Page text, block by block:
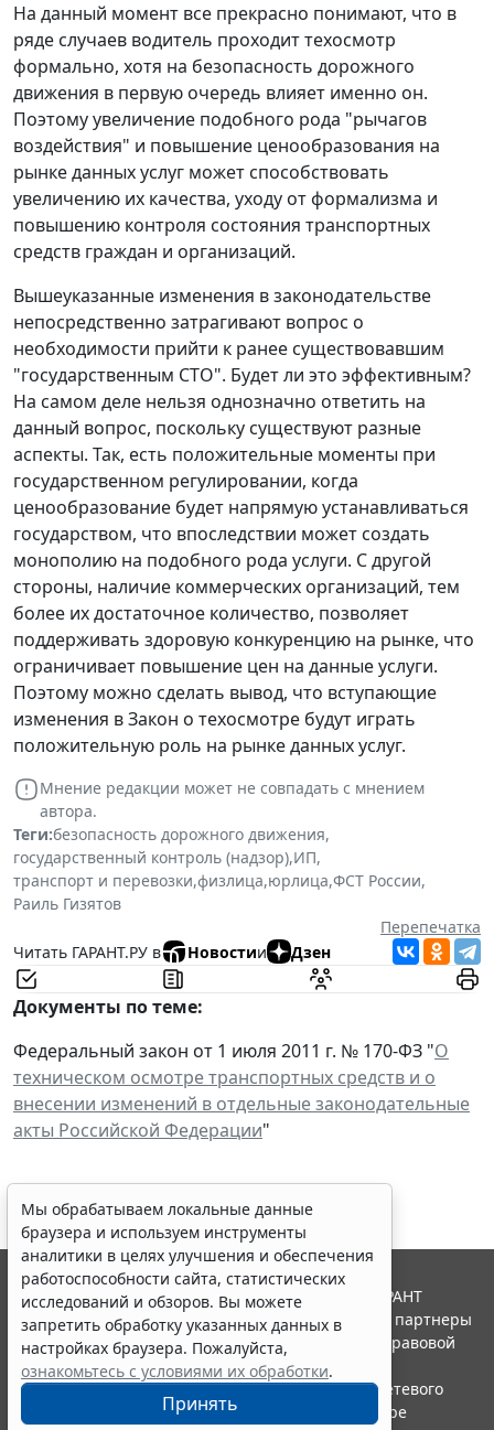
На данный момент все прекрасно понимают, что в
ряде случаев водитель проходит техосмотр
формально, хотя на безопасность дорожного
движения в первую очередь влияет именно он.
Поэтому увеличение подобного рода "рычагов
воздействия" и повышение ценообразования на
рынке данных услуг может способствовать
увеличению их качества, уходу от формализма и
повышению контроля состояния транспортных
средств граждан и организаций.
Вышеуказанные изменения в законодательстве
непосредственно затрагивают вопрос о
необходимости прийти к ранее существовавшим
"государственным СТО". Будет ли это эффективным?
На самом деле нельзя однозначно ответить на
данный вопрос, поскольку существуют разные
аспекты. Так, есть положительные моменты при
государственном регулировании, когда
ценообразование будет напрямую устанавливаться
государством, что впоследствии может создать
монополию на подобного рода услуги. С другой
стороны, наличие коммерческих организаций, тем
более их достаточное количество, позволяет
поддерживать здоровую конкуренцию на рынке, что
ограничивает повышение цен на данные услуги.
Поэтому можно сделать вывод, что вступающие
изменения в Закон о техосмотре будут играть
положительную роль на рынке данных услуг.
Мнение редакции может не совпадать с мнением
автора.
Теги:безопасность дорожного движения,
государственный контроль (надзор),ИП,
транспорт и перевозки,физлица,юрлица,ФСТ России,
Раиль Гизятов
Перепечатка
Читать ГАРАНТ.РУ в
Новостии Дзен
Документы по теме:
Федеральный закон от 1 июля 2011 г. № 170-ФЗ "О
техническом осмотре транспортных средств и о
внесении изменений в отдельные законодательные
акты Российской Федерации"
Мы обрабатываем локальные данные
браузера и используем инструменты
аналитики в целях улучшения и обеспечения
работоспособности сайта, статистических
исследований и обзоров. Вы можете
запретить обработку указанных данных в
настройках браузера. Пожалуйста,
ознакомьтесь с условиями их обработки.
Принять
© ООО "НПП "ГАРАНТ-СЕРВИС", 2026. Система ГАРАНТ
выпускается с 1990 года. Компания "Гарант" и ее партнеры
являются участниками Российской ассоциации правовой
информации ГАРАНТ.
Портал ГАРАНТ.РУ зарегистрирован в качестве сетевого
издания Федеральной службой по надзору в сфере